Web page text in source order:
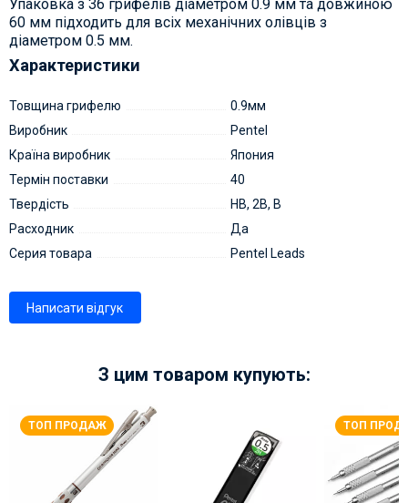
Упаковка з 36 грифелів діаметром 0.9 мм та довжиною
60 мм підходить для всіх механічних олівців з
діаметром 0.5 мм.
Характеристики
Товщина грифелю
0.9мм
Виробник
Pentel
Країна виробник
Япония
Термін поставки
40
Твердість
HB, 2B, B
Расходник
Да
Серия товара
Pentel Leads
Написати відгук
З цим товаром купують:
ТОП ПРОДАЖ ТОП